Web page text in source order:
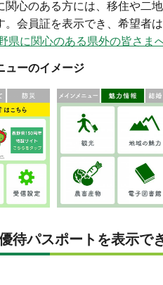
関心のある方には、移住や二
。会員証を表示でき、希望者
県に関心のある県外の皆さま
ューのイメージ
待パスポートを表示で